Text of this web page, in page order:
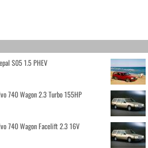
S05 1.5 PHEV
740 Wagon 2.3 Turbo 155HP
740 Wagon Facelift 2.3 16V